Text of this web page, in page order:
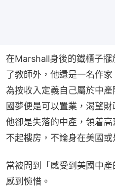
在Marshall身後的鐡櫃子
了教師外，他還是一名作
為按收入定義自己屬於中
國夢便是可以置業，渴望
他卻是失落的中產，領着
不起樓房，不論身在美國或
當被問到「感受到美國中
感到惋惜。